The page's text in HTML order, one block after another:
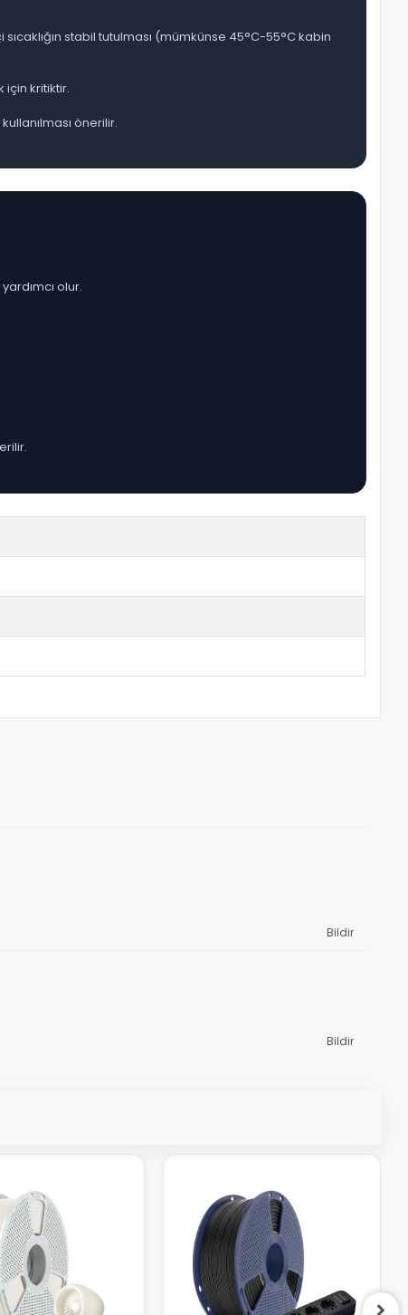
stabil tutulması (mümkünse 45°C-55°C kabin
için kritiktir.
önerilir.
olur.
Bildir
Bildir